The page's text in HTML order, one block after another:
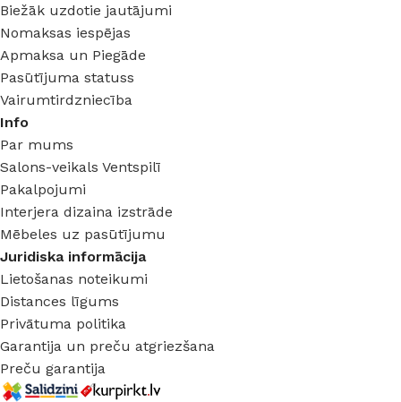
Biežāk uzdotie jautājumi
Nomaksas iespējas
Apmaksa un Piegāde
Pasūtījuma statuss
Vairumtirdzniecība
Info
Par mums
Salons-veikals Ventspilī
Pakalpojumi
Interjera dizaina izstrāde
Mēbeles uz pasūtījumu
Juridiska informācija
Lietošanas noteikumi
Distances līgums
Privātuma politika
Garantija un preču atgriezšana
Preču garantija